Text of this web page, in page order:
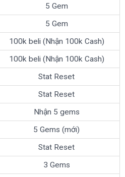
5 Gem
5 Gem
100k beli (Nhận 100k Cash)
100k beli (Nhận 100k Cash)
Stat Reset
Stat Reset
Nhận 5 gems
5 Gems (mới)
Stat Reset
3 Gems